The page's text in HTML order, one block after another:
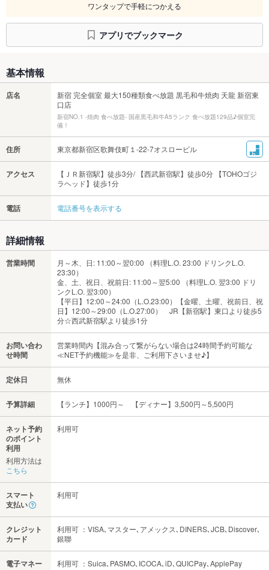
ワンタップで手軽につかえる
アプリでブックマーク
基本情報
店名
新宿 完全個室 最大150種類食べ放題 黒毛和牛焼肉 天龍 新宿東
口店
新宿NO.1 -焼肉 食べ放題- 国産黒毛和牛A5ランク 食べ放題129品♪個室完
備！
住所 東京都新宿区歌舞伎町１-22-7オスロービル
アクセス
【ＪＲ新宿駅】徒歩3分/ 【西武新宿駅】徒歩0分 【TOHOゴジ
ラヘッド】徒歩1分
電話 電話番号を表示する
詳細情報
営業時間
月～木、日: 11:00～翌0:00 （料理L.O. 23:00 ドリンクL.O.
23:30）
金、土、祝日、祝前日: 11:00～翌5:00 （料理L.O. 翌3:00 ドリ
ンクL.O. 翌3:00）
【平日】12:00～24:00（L.O.23:00）【金曜、土曜、祝前日、祝
日】12:00～29:00（L.O.27:00） JR【新宿駅】東口より徒歩5
分☆西武新宿駅より徒歩1分
お問い合わ
せ時間
営業時間内【混み合って繋がらない場合は24時間予約可能な
≪NET予約機能≫を是非、ご利用下さいませ♪】
定休日 無休
予算詳細 【ランチ】1000円～ 【ディナー】3,500円～5,500円
ネット予約
のポイント
利用
利用方法は
こちら
利用可
スマート
支払い
利用可
クレジット
カード
利用可 ：VISA､マスター､アメックス､DINERS､JCB､Discover､
銀聯
電子マネー 利用可 ：Suica､PASMO､ICOCA､iD､QUICPay､ApplePay